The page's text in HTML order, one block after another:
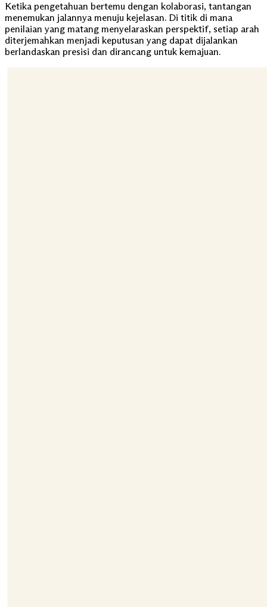
Ketika pengetahuan bertemu dengan kolaborasi, tantangan
menemukan jalannya menuju kejelasan. Di titik di mana
penilaian yang matang menyelaraskan perspektif, setiap arah
diterjemahkan menjadi keputusan yang dapat dijalankan
berlandaskan presisi dan dirancang untuk kemajuan.